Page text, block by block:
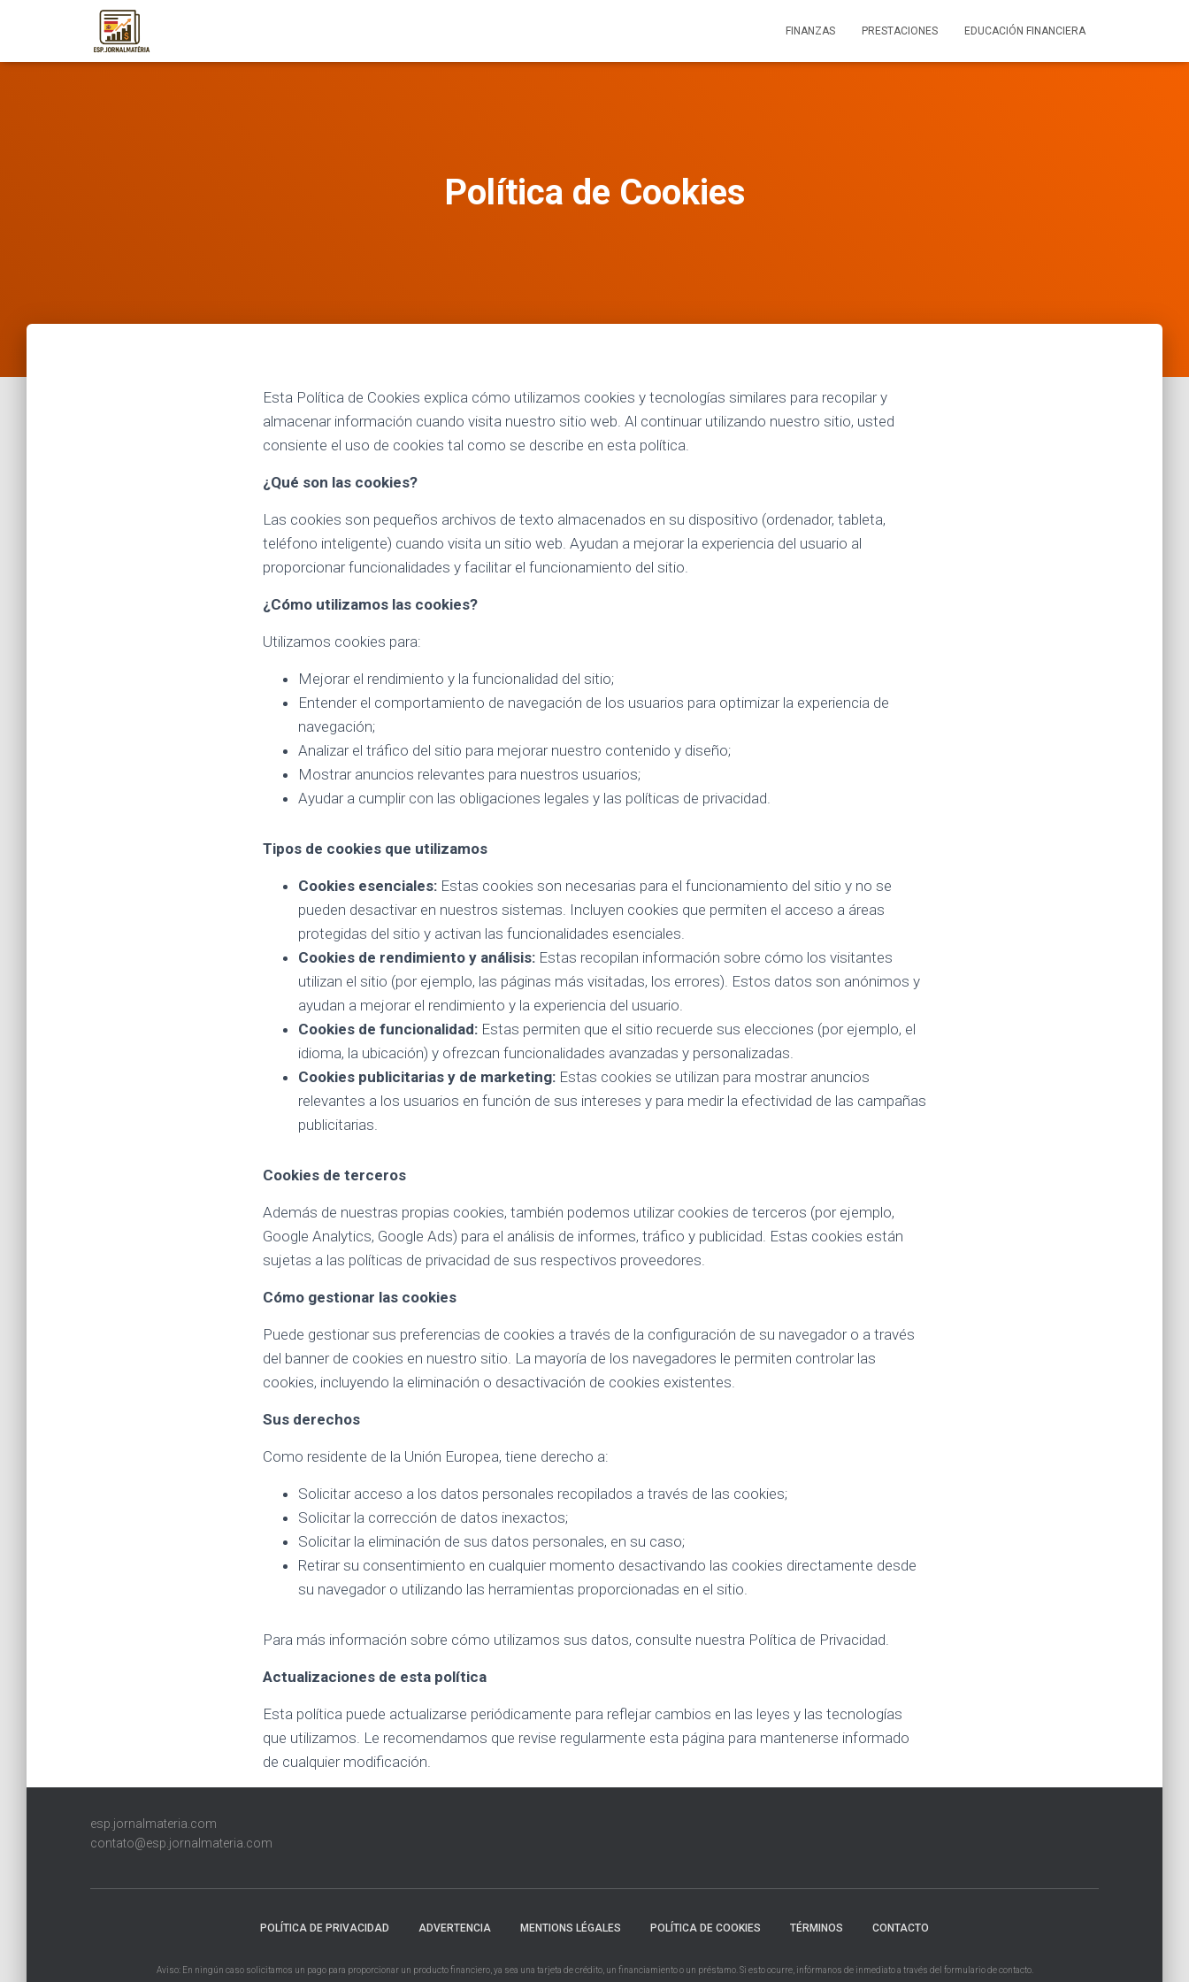
FINANZAS PRESTACIONES EDUCACIÓN FINANCIERA
Política de Cookies
Esta Política de Cookies explica cómo utilizamos cookies y tecnologías similares para recopilar y
almacenar información cuando visita nuestro sitio web. Al continuar utilizando nuestro sitio, usted
consiente el uso de cookies tal como se describe en esta política.
¿Qué son las cookies?
Las cookies son pequeños archivos de texto almacenados en su dispositivo (ordenador, tableta,
teléfono inteligente) cuando visita un sitio web. Ayudan a mejorar la experiencia del usuario al
proporcionar funcionalidades y facilitar el funcionamiento del sitio.
¿Cómo utilizamos las cookies?
Utilizamos cookies para:
Mejorar el rendimiento y la funcionalidad del sitio;
Entender el comportamiento de navegación de los usuarios para optimizar la experiencia de
navegación;
Analizar el tráfico del sitio para mejorar nuestro contenido y diseño;
Mostrar anuncios relevantes para nuestros usuarios;
Ayudar a cumplir con las obligaciones legales y las políticas de privacidad.
Tipos de cookies que utilizamos
Cookies esenciales: Estas cookies son necesarias para el funcionamiento del sitio y no se
pueden desactivar en nuestros sistemas. Incluyen cookies que permiten el acceso a áreas
protegidas del sitio y activan las funcionalidades esenciales.
Cookies de rendimiento y análisis: Estas recopilan información sobre cómo los visitantes
utilizan el sitio (por ejemplo, las páginas más visitadas, los errores). Estos datos son anónimos y
ayudan a mejorar el rendimiento y la experiencia del usuario.
Cookies de funcionalidad: Estas permiten que el sitio recuerde sus elecciones (por ejemplo, el
idioma, la ubicación) y ofrezcan funcionalidades avanzadas y personalizadas.
Cookies publicitarias y de marketing: Estas cookies se utilizan para mostrar anuncios
relevantes a los usuarios en función de sus intereses y para medir la efectividad de las campañas
publicitarias.
Cookies de terceros
Además de nuestras propias cookies, también podemos utilizar cookies de terceros (por ejemplo,
Google Analytics, Google Ads) para el análisis de informes, tráfico y publicidad. Estas cookies están
sujetas a las políticas de privacidad de sus respectivos proveedores.
Cómo gestionar las cookies
Puede gestionar sus preferencias de cookies a través de la configuración de su navegador o a través
del banner de cookies en nuestro sitio. La mayoría de los navegadores le permiten controlar las
cookies, incluyendo la eliminación o desactivación de cookies existentes.
Sus derechos
Como residente de la Unión Europea, tiene derecho a:
Solicitar acceso a los datos personales recopilados a través de las cookies;
Solicitar la corrección de datos inexactos;
Solicitar la eliminación de sus datos personales, en su caso;
Retirar su consentimiento en cualquier momento desactivando las cookies directamente desde
su navegador o utilizando las herramientas proporcionadas en el sitio.
Para más información sobre cómo utilizamos sus datos, consulte nuestra Política de Privacidad.
Actualizaciones de esta política
Esta política puede actualizarse periódicamente para reflejar cambios en las leyes y las tecnologías
que utilizamos. Le recomendamos que revise regularmente esta página para mantenerse informado
de cualquier modificación.
esp.jornalmateria.com
contato@esp.jornalmateria.com
POLÍTICA DE PRIVACIDAD ADVERTENCIA MENTIONS LÉGALES POLÍTICA DE COOKIES TÉRMINOS CONTACTO
Aviso: En ningún caso solicitamos un pago para proporcionar un producto financiero, ya sea una tarjeta de crédito, un financiamiento o un préstamo. Si esto ocurre, infórmanos de inmediato a través del formulario de contacto.